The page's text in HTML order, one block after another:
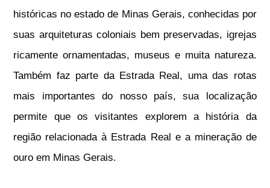
históricas no estado de Minas Gerais, conhecidas por
suas arquiteturas coloniais bem preservadas, igrejas
ricamente ornamentadas, museus e muita natureza.
Também faz parte da Estrada Real, uma das rotas
mais importantes do nosso país, sua localização
permite que os visitantes explorem a história da
região relacionada à Estrada Real e a mineração de
ouro em Minas Gerais.